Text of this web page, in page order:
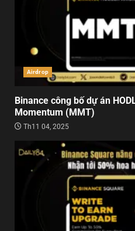
Airdrop
Binance công bố dự án
Momentum (MMT)
Th11 04, 2025